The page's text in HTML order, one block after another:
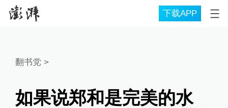
下载APP
翻书党 >
如果说郑和是完美的水